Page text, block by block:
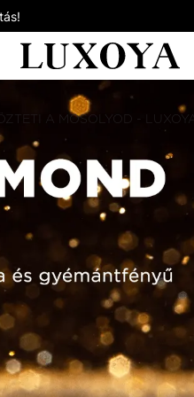
A MOSOLYOD -